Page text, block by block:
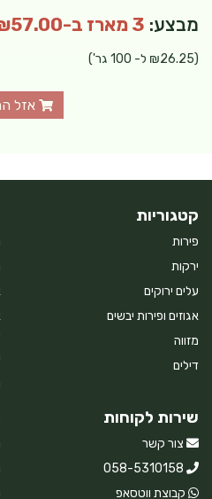
מבצע: 3 מארז ב-₪57.00
(₪26.25 ל- 100 גר')
אזל
קטגוריות
פירות
ירקות
עלים ירוקים
אגוזים ופירות יבשים
מזווה
דילים
שירות לקוחות
צור קשר
058-5310158
קבוצת ווטסאפ